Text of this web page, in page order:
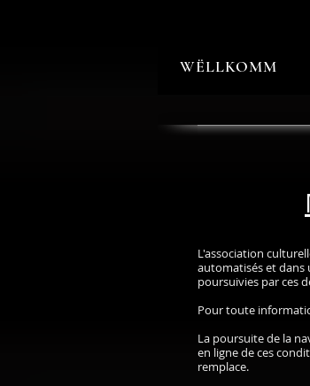
WËLLKOMM
L'association
automatisés et dans
poursuivies par ces
Pour toute
La poursuite de la
en ligne de ces
remplace.